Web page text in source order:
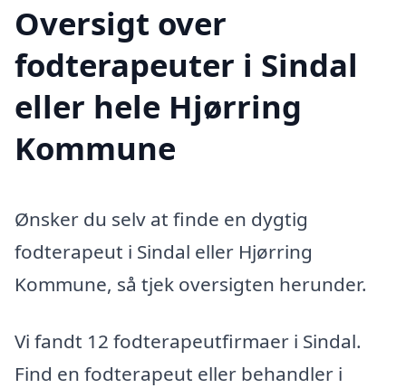
Oversigt over
fodterapeuter i Sindal
eller hele Hjørring
Kommune
Ønsker du selv at finde en dygtig
fodterapeut i Sindal eller Hjørring
Kommune, så tjek oversigten herunder.
Vi fandt 12 fodterapeutfirmaer i Sindal.
Find en fodterapeut eller behandler i